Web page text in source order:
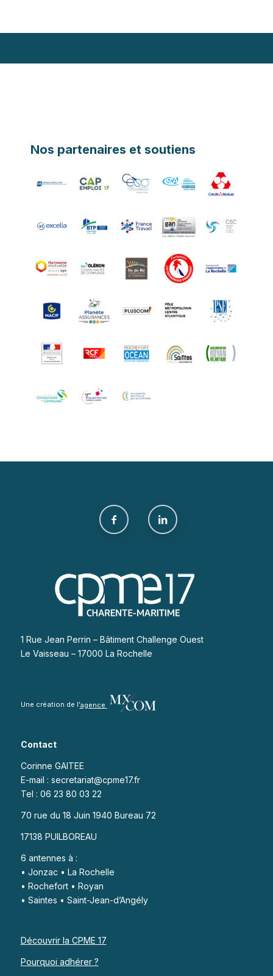
Nos partenaires et soutiens
1 Rue Jean Perrin – Bâtiment Challenge Ouest
Le Vaisseau – 17000 La Rochelle
Une création de l’agence
Contact
Corinne GAITEE
E-mail : secretariat@cpme17.fr
Tel : 06 23 80 03 22
70 rue du 18 Juin 1940 Bureau 72
17138 PUILBOREAU
6 antennes à :
• Jonzac • La Rochelle
• Rochefort • Royan
• Saintes • Saint-Jean-d’Angély
Découvrir la CPME 17
Pourquoi adhérer ?